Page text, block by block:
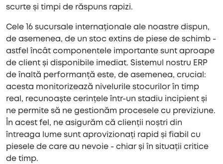
scurte și timpi de răspuns rapizi.
Cele 16 sucursale internaționale ale noastre dispun,
de asemenea, de un stoc extins de piese de schimb -
astfel încât componentele importante sunt aproape
de client și disponibile imediat. Sistemul nostru ERP
de înaltă performanță este, de asemenea, crucial:
acesta monitorizează nivelurile stocurilor în timp
real, recunoaște cerințele într-un stadiu incipient și
ne permite să ne gestionăm procesele cu previziune.
În acest fel, ne asigurăm că clienții noștri din
întreaga lume sunt aprovizionați rapid și fiabil cu
piesele de care au nevoie - chiar și în situații critice
de timp.